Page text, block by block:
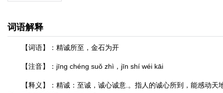
词语解释
【词语】：精诚所至，金石为开
【注音】：jīng chéng suǒ zhì，jīn shí wéi kāi
【释义】：精诚：至诚，诚心诚意.。指人的诚心所到，能感动天